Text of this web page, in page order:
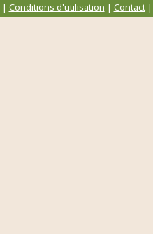
| Conditions d'utilisation | Contact|